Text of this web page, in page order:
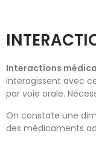
Interactions
interagissent avec
par voie orale.
On constate une
des médicaments